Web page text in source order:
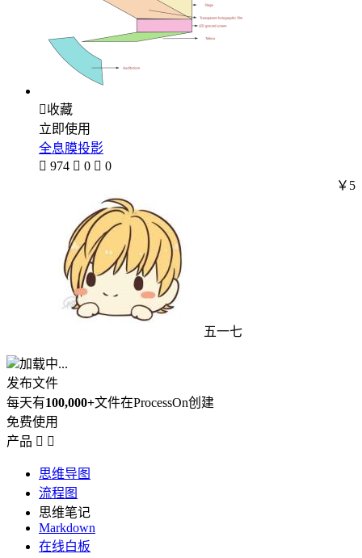
收藏
立即使用
全息膜投影
 974  0  0
五一七
￥5
加载中...
发布文件
每天有100,000+文件在ProcessOn创建
免费使用
产品  
思维导图
流程图
思维笔记
Markdown
在线白板